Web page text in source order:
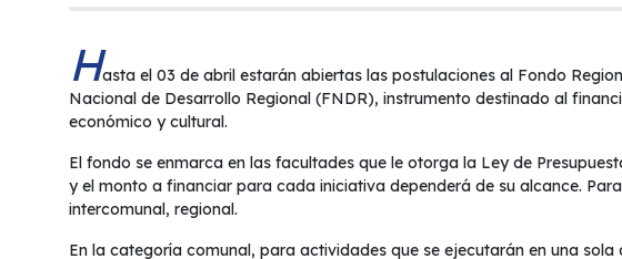
Hasta el 03 de abril estarán abiertas las postulaciones al Fondo
Nacional de Desarrollo Regional (FNDR), instrumento destinado al
económico y cultural.
El fondo se enmarca en las facultades que le otorga la Ley de
y el monto a financiar para cada iniciativa dependerá de su alcance.
intercomunal, regional.
En la categoría comunal, para actividades que se ejecutarán en una